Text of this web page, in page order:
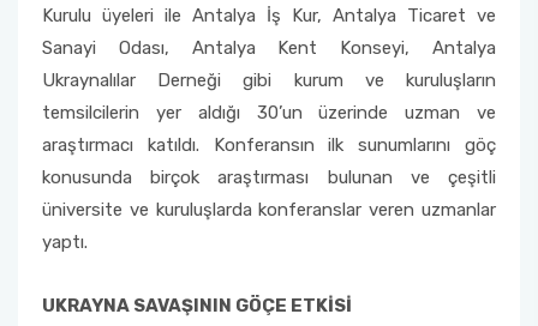
Kurulu üyeleri ile Antalya İş Kur, Antalya Ticaret ve
Sanayi Odası, Antalya Kent Konseyi, Antalya
Ukraynalılar Derneği gibi kurum ve kuruluşların
temsilcilerin yer aldığı 30’un üzerinde uzman ve
araştırmacı katıldı. Konferansın ilk sunumlarını göç
konusunda birçok araştırması bulunan ve çeşitli
üniversite ve kuruluşlarda konferanslar veren uzmanlar
yaptı.
UKRAYNA SAVAŞININ GÖÇE ETKİSİ
Eskişehir ‘Kökler ve Kanatlar’ Karma Resim ve
Seramik Sergisi
ASPAG Araştırma Ekibinden Uluslararası Başarı
Antalya - Uluslararası Göç ve Birlikte Yaşam
Karma Sergisi
Muratpaşa Parkları Uluslararası Kültür ve